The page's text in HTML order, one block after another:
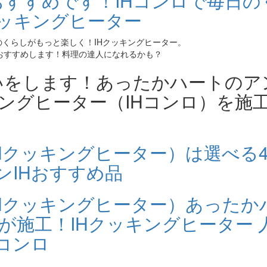
らしがもっと楽しく！IHクッキングヒーター。
すめします！料理の達人になれるかも？